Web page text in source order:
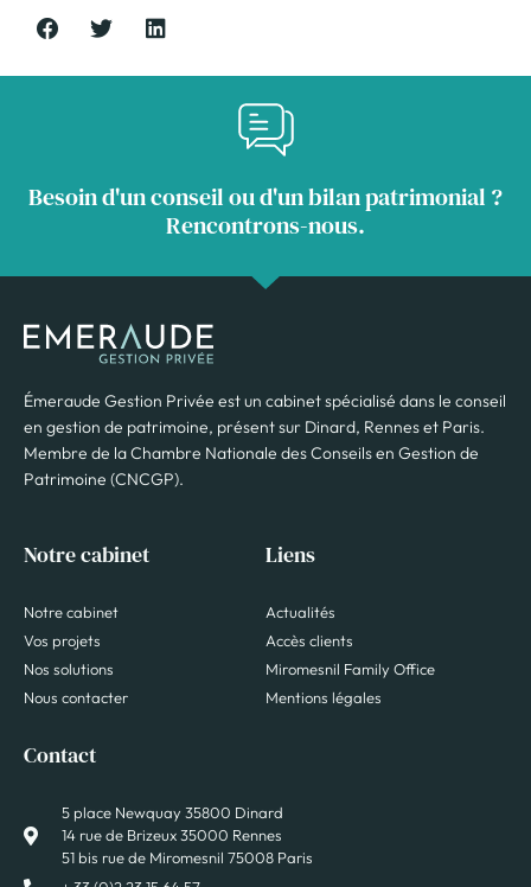
Besoin d'un conseil ou d'un bilan patrimonial ?
Rencontrons-nous.
Émeraude Gestion Privée est un cabinet spécialisé dans le conseil
en gestion de patrimoine, présent sur Dinard, Rennes et Paris.
Membre de la Chambre Nationale des Conseils en Gestion de
Patrimoine (CNCGP).
Notre cabinet
Notre cabinet
Vos projets
Nos solutions
Nous contacter
Liens
Actualités
Accès clients
Miromesnil Family Office
Mentions légales
Contact
5 place Newquay 35800 Dinard
14 rue de Brizeux 35000 Rennes
51 bis rue de Miromesnil 75008 Paris